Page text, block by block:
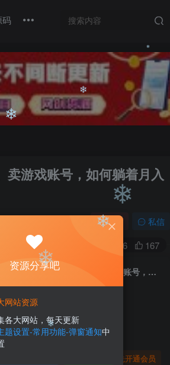
卖游戏账号，如何躺着月入
关注 私信
2596 167
（6257期）【暑假必做】每天花两小时，通过拉新、卖游戏账号，如何躺着月入过万？
查看
会员免费
您暂无购买权限，请先开通会员
资源分享吧
网站资源
各大网站，每天更新
题设置-常用功能-弹窗通知中
❄
❄
❄
❄